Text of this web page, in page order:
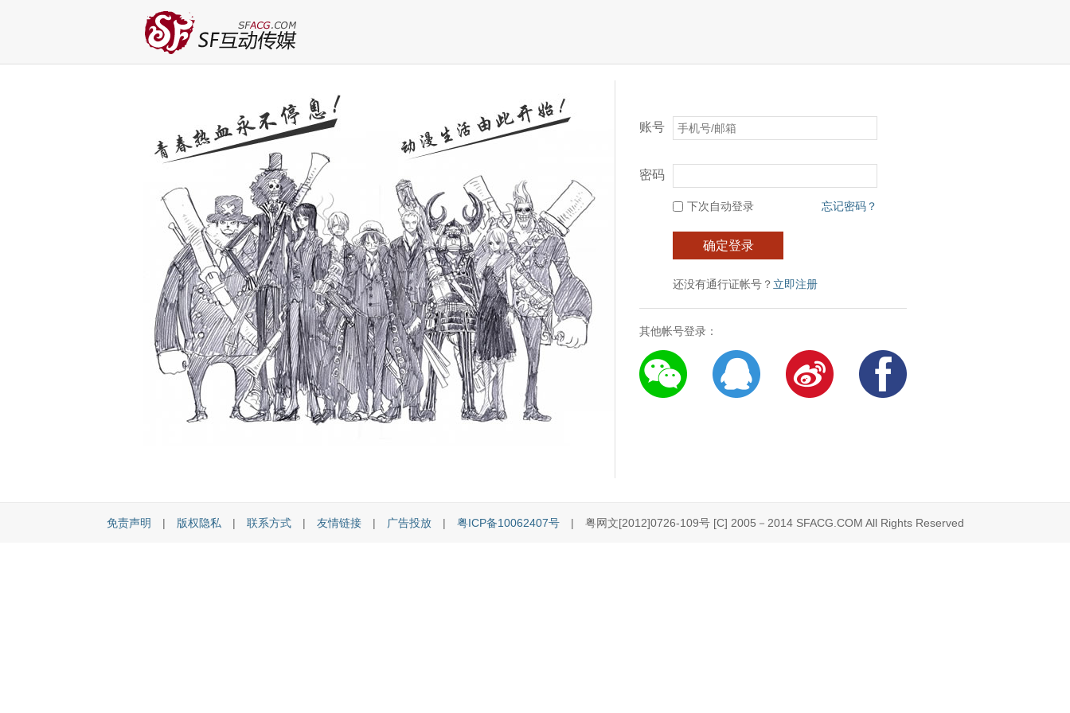
账号
密码
下次自动登录 忘记密码？
确定登录
还没有通行证帐号？ 立即注册
其他帐号登录：
免责声明 | 版权隐私 | 联系方式| 友情链接| 广告投放| 粤ICP备10062407号| 粤网文[2012]0726-109号 [C] 2005－2014 SFACG.COM All Rights Reserved